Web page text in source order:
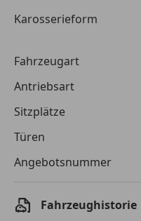
Kreditbetrag
Gesamtbetrag
Einberechnete Gebühren
Effektivzinsatz
Sollzinssatz
Karosserieform
Fahrzeugart
Antriebsart
Sitzplätze
Türen
Angebotsnummer
Fahrzeughistorie